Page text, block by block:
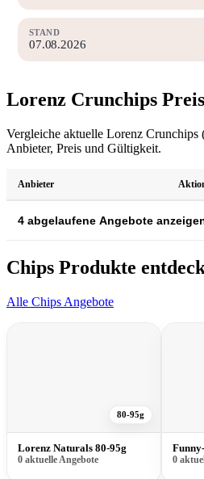
STAND
07.08.2026
Lorenz Crunchips
Vergleiche aktuelle Lorenz Crunchips
Anbieter, Preis und Gültigkeit.
Anbieter
4 abgelaufene Angebote
Chips Produkte
Alle Chips Angebote
80-95g
Lorenz Naturals 80-95g
0 aktuelle Angebote 0